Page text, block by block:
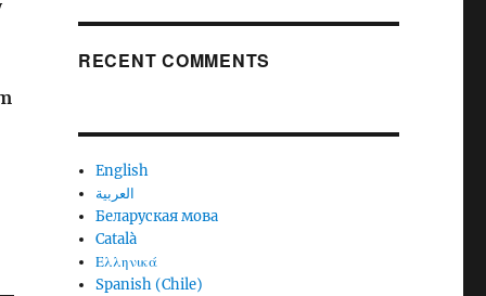
RECENT COMMENTS
English
العربية
Беларуская мова
Català
Ελληνικά
Spanish (Chile)